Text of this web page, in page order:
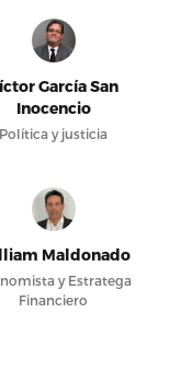
García San
Inocencio
Política y justicia
Maldonado
y Estratega
Financiero